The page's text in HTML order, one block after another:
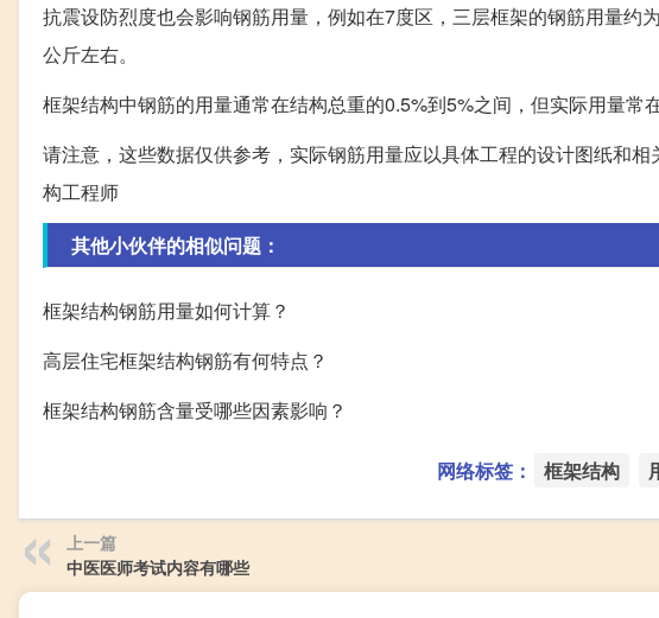
抗震设防烈度也会影响钢筋用量，例如在7度区，三层框架的钢筋用量
公斤左右。
框架结构中钢筋的用量通常在结构总重的0.5%到5%之间，但实际用量常
请注意，这些数据仅供参考，实际钢筋用量应以具体工程的设计图纸和
构工程师
其他小伙伴的相似问题：
框架结构钢筋用量如何计算？
高层住宅框架结构钢筋有何特点？
框架结构钢筋含量受哪些因素影响？
网络标签： 框架结构
上一篇
中医医师考试内容有哪些